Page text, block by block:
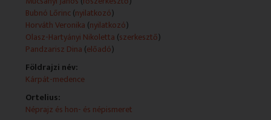
Technikai leírás:
A műsorszolgáltatói információk (Műsorszolgáltatói
ismertető) forrása változó (teletext, mediaklikk.hu).
Műsorszolgáltatói ismertető:
Idén június 4. a trianoni békeszerződés aláírásnak 100.
évfordulója, amely a Kárpát-medencében élő minden
nemzetiség életét felborította. Ezért a Rondó e heti
Bubnó Lőrinc(nyilatkozó)
Horváth Veronika (nyilatkozó)
Olasz-Hartyányi Nikoletta (szerkesztő)
Pandzarisz Dina (előadó)
Földrajzi név:
Kárpát-medence
Ortelius:
Néprajz és hon- és népismeret